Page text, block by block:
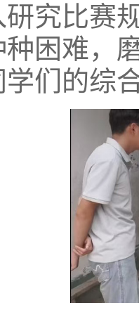
究比赛
困难，
们的综